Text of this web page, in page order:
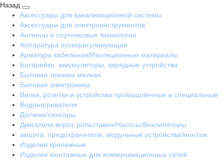
Назад
Аксессуары для канализационной системы
Аксессуары для электроинструментов
Антенны и спутниковые технологии
Аппаратура пускорегулирующая
Арматура кабельная/Изоляционные материалы
Батарейки, аккумуляторы, зарядные устройства
Бытовая техника мелкая
Бытовая электроника
Вилки, розетки и устройства промышленные и специальные
Водонагреватели
Датчики/сенсоры
Двигатели ворот, рольставен/Насосы/Вентиляторы
защита, предохранители, модульные устройства/монтаж
Изделия крепежные
Изделия монтажные для коммуникационных сетей